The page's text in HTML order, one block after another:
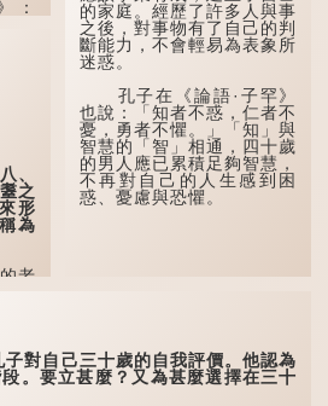
：
，
的
忽
東
一
口
、
之
形
為
老
意
意
家
寫
恩
的家庭。經歷了許多人與事
之後，對事物有了自己的判
斷能力，不會輕易為表象所
迷惑。
孔子在《論語·子罕》
也說：「知者不惑，仁者不
憂，勇者不懼。」「知」與
智慧的「智」相通，四十歲
的男人應已累積足夠智慧，
不再對自己的人生感到困
惑、憂慮與恐懼。
自己三十歲的自我評價。他認為
。要立甚麼？又為甚麼選擇在三十